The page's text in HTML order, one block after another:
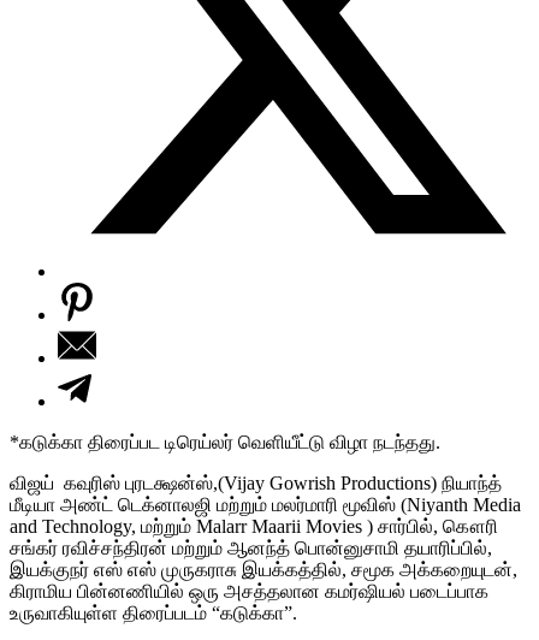
*கடுக்கா திரைப்பட டிரெய்லர் வெளியீட்டு விழா நடந்தது.
விஜய் கவுரிஸ் புரடக்ஷன்ஸ்,(Vijay Gowrish Productions) நியாந்த்
மீடியா அண்ட் டெக்னாலஜி மற்றும் மலர்மாரி மூவிஸ் (Niyanth Media
and Technology, மற்றும் Malarr Maarii Movies ) சார்பில், கௌரி
சங்கர் ரவிச்சந்திரன் மற்றும் ஆனந்த் பொன்னுசாமி தயாரிப்பில்,
இயக்குநர் எஸ் எஸ் முருகராசு இயக்கத்தில், சமூக அக்கறையுடன்,
கிராமிய பின்னணியில் ஒரு அசத்தலான கமர்ஷியல் படைப்பாக
உருவாகியுள்ள திரைப்படம் “கடுக்கா”.